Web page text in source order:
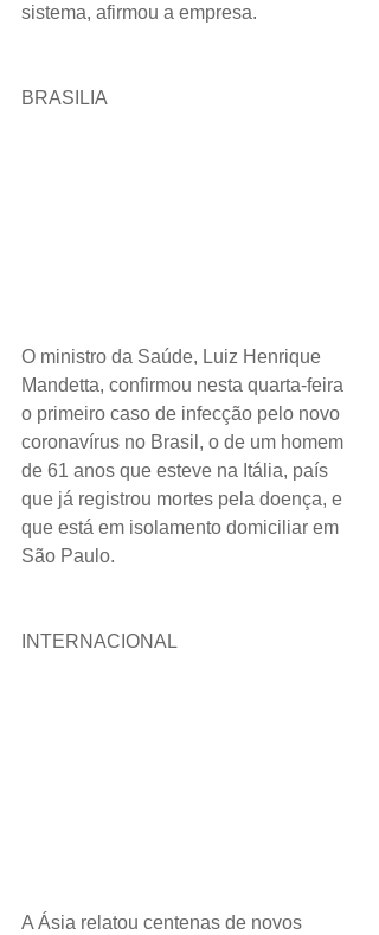
sistema, afirmou a empresa.
BRASILIA
O ministro da Saúde, Luiz Henrique
Mandetta, confirmou nesta quarta-feira
o primeiro caso de infecção pelo novo
coronavírus no Brasil, o de um homem
de 61 anos que esteve na Itália, país
que já registrou mortes pela doença, e
que está em isolamento domiciliar em
São Paulo.
INTERNACIONAL
A Ásia relatou centenas de novos